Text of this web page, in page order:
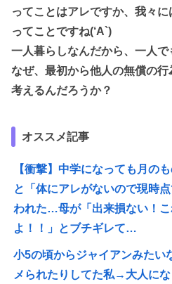
ってことはアレですか、我々
ってことですね(‘A`)
一人暮らしなんだから、一人で
なぜ、最初から他人の無償の行
考えるんだろうか？
オススメ記事
【衝撃】中学になっても月の
と「体にアレがないので現時
われた…母が「出来損ない！
よ！！」とブチギレて…
小5の頃からジャイアンみたい
メられたりしてた私→大人に